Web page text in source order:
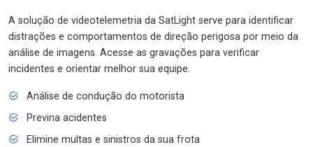
A solução de videotelemetria da SatLight serve para identificar
distrações e comportamentos de direção perigosa por meio da
análise de imagens. Acesse as gravações para verificar
incidentes e orientar melhor sua equipe.
Análise de condução do motorista
Previna acidentes
Elimine multas e sinistros da sua frota